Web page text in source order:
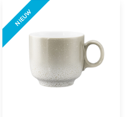
NIEUW